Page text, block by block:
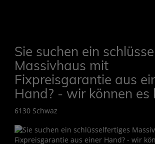
Sie suchen ein
Massivhaus mit
Fixpreisgarantie aus
Hand? - wir können es
6130 Schwaz